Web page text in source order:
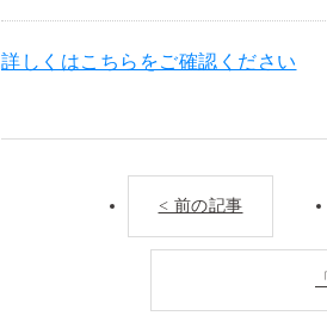
詳しくはこちらをご確認ください
< 前の記事